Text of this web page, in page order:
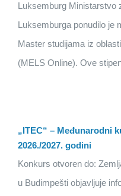
Luksemburg Ministarstvo
Luksemburga ponudilo je
Master studijama iz
(MELS Online). Ove
„ITEC“ – Međunarodni
2026./2027. godini
Konkurs otvoren do:
u Budimpešti objavljuje